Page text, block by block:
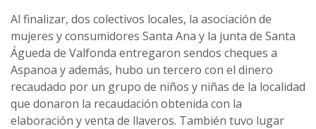
Al finalizar, dos colectivos locales, la asociación de
mujeres y consumidores Santa Ana y la junta de Santa
Águeda de Valfonda entregaron sendos cheques a
Aspanoa y además, hubo un tercero con el dinero
recaudado por un grupo de niños y niñas de la localidad
que donaron la recaudación obtenida con la
elaboración y venta de llaveros. También tuvo lugar